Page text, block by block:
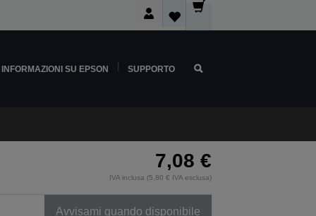
INFORMAZIONI SU EPSON SUPPORTO
7,08 €
IVA inclusa (5,80 € IVA esclusa)
Avvisami quando disponibile